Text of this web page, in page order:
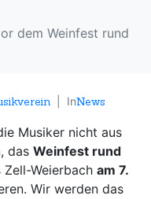
dem Weinfest rund
InNews
Musiker nicht aus
das Weinfest rund
Weierbach am 7.
Wir werden das